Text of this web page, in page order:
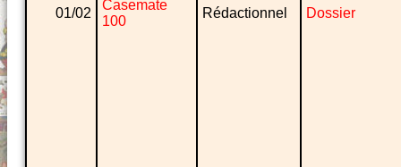
01/02
Casemate
100
Rédactionnel Dossier